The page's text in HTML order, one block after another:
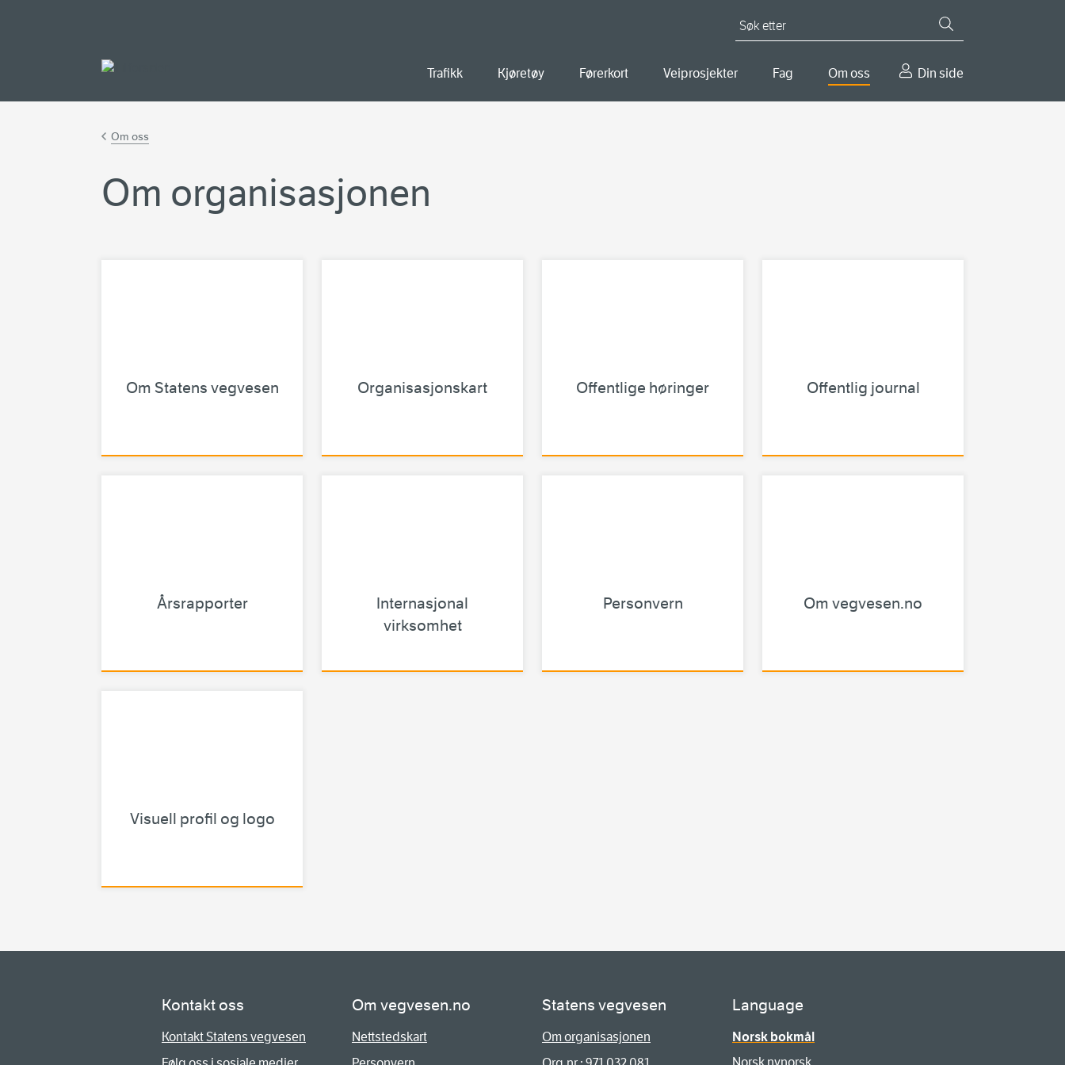
Trafikk Kjøretøy Førerkort Veiprosjekter Fag Om oss Din side
Om oss
Om organisasjonen
Om Statens vegvesen Organisasjonskart Offentlige høringer Offentlig journal
Årsrapporter
Internasjonal
virksomhet
Personvern Om vegvesen.no
Visuell profil og logo
Kontakt oss
Kontakt Statens vegvesen
Om vegvesen.no
Nettstedskart
Statens vegvesen
Om organisasjonen
Language
Norsk bokmål